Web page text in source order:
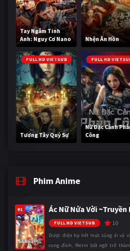
Tay Ngắm Tinh
Anh: Nguy Cơ Nano
Nhện Ăn Hồn
FULL HD VIETSUB
Tương Tây Quỷ Sự
FULL HD
Nữ Đặc Cảnh
Công
Phim Anime
#1 Ác Nữ Nửa Vời
FULL HD VIETSUB 10
Được điện hạ hết mực sủng ái và
cung đình, Reirin bất ngờ trở